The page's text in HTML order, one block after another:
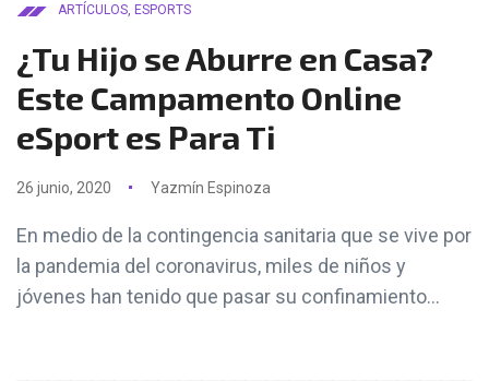
ARTÍCULOS ESPORTS
¿Tu Hijo se Aburre en Casa?
Este Campamento Online
eSport es Para Ti
26 junio, 2020 Yazmín Espinoza
En medio de la contingencia sanitaria que se vive por
la pandemia del coronavirus, miles de niños y
jóvenes han tenido que pasar su confinamiento...